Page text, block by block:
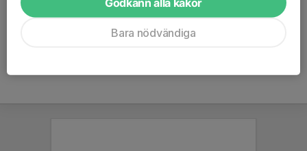
Ålder
Bara nödvändiga